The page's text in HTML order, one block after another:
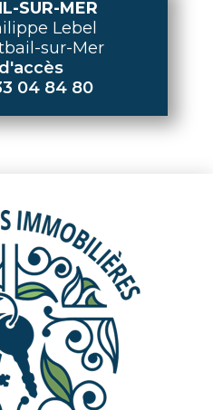
SUR-MER
Lebel
sur-Mer
04 84 80